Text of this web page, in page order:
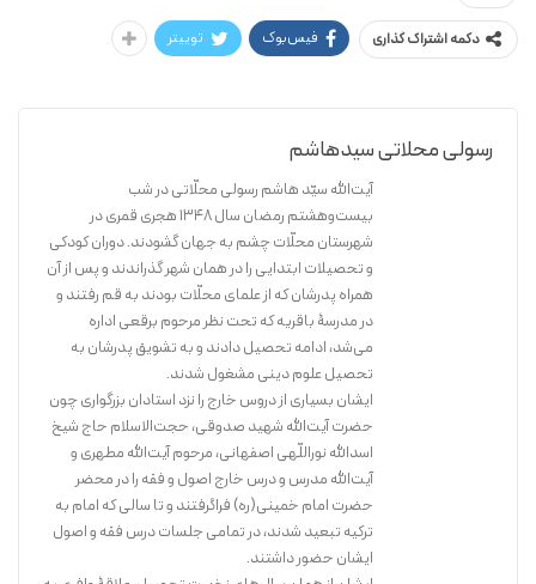
کتاب پیش رو، شرح مفصل زندگانی حضرت فاطمه (سلام الله علیها) است که
دکمه اشتراک گذاری فیس‌بوک توییتر
رسولی محلاتی سیدهاشم
آیت‌الله سیّد هاشم رسولی محلّاتی در شب
بیست‌و‌هشتم رمضان سال 1348 هجری قمری در
شهرستان محلّات چشم به جهان گشودند. دوران کودکی
و تحصیلات ابتدایی را در همان شهر گذراندند و پس از آن
همراه پدرشان که از علمای محلّات بودند به قم رفتند و
در مدرسۀ باقریه که تحت نظر مرحوم برقعی اداره
می‌شد، ادامه تحصیل دادند و به تشویق پدرشان به
تحصیل علوم دینی مشغول شدند.
ایشان بسیاری از دروس خارج را نزد استادان بزرگواری چون
حضرت آیت‌الله شهید صدوقی، حجت‌الاسلام حاج شیخ
اسدالله نوراللّهی اصفهانی، مرحوم آیت‌الله مطهری و
آیت‌الله مدرس و درس خارج اصول و فقه را در محضر
حضرت امام خمینی(ره) فراگرفتند و تا سالی که امام به
ترکیه تبعید شدند، در تمامی جلسات درس فقه و اصول
ایشان حضور داشتند.